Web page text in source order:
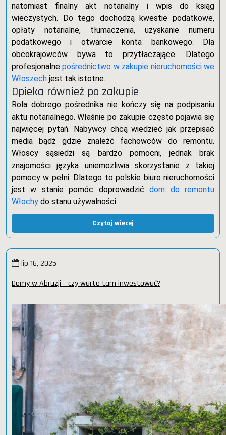
natomiast finalny akt notarialny i wpis do ksiąg
wieczystych. Do tego dochodzą kwestie podatkowe,
opłaty notarialne, tłumaczenia, uzyskanie numeru
podatkowego i otwarcie konta bankowego. Dla
obcokrajowców bywa to przytłaczające. Dlatego
profesjonalnepośrednictwo w zakupie nieruchomości we
Włoszech jest tak istotne.
Opieka również po zakupie
Rola dobrego pośrednika nie kończy się na podpisaniu
aktu notarialnego. Właśnie po zakupie często pojawia się
najwięcej pytań. Nabywcy chcą wiedzieć jak przepisać
media bądź gdzie znaleźć fachowców do remontu.
Włoscy sąsiedzi są bardzo pomocni, jednak brak
znajomości języka uniemożliwia skorzystanie z takiej
pomocy w pełni. Dlatego to polskie biuro nieruchomości
jest w stanie pomóc doprowadzićdom do remontu
Włochy do stanu używalności.
Czytaj więcej
lip 16, 2025
Domy w Abruzji – czy warto tam inwestować?